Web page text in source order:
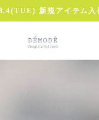
新規アイテム入